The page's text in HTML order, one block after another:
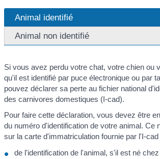
Animal identifié
Animal non identifié
Si vous avez perdu votre chat, votre chien ou
qu'il est identifié par puce électronique ou par
pouvez déclarer sa perte au fichier national
des carnivores domestiques (I-cad).
Pour faire cette déclaration, vous devez être
du numéro d'identification de votre animal. Ce
sur la carte d'immatriculation fournie par l'I-cad
de l'identification de l'animal, s'il est né